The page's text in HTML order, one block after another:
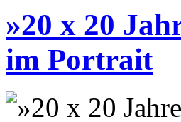
»20 x 20
im Portrait